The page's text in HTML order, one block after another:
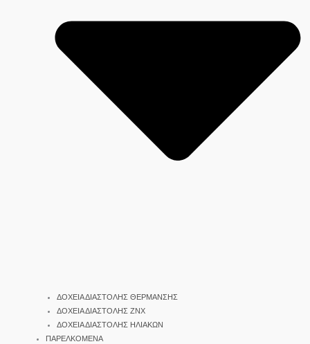
ΔΟΧΕΙΑ ΔΙΑΣΤΟΛΗΣ ΘΕΡΜΑΝΣΗΣ
ΔΟΧΕΙΑ ΔΙΑΣΤΟΛΗΣ ΖΝΧ
ΔΟΧΕΙΑ ΔΙΑΣΤΟΛΗΣ ΗΛΙΑΚΩΝ
ΠΑΡΕΛΚΟΜΕΝΑ